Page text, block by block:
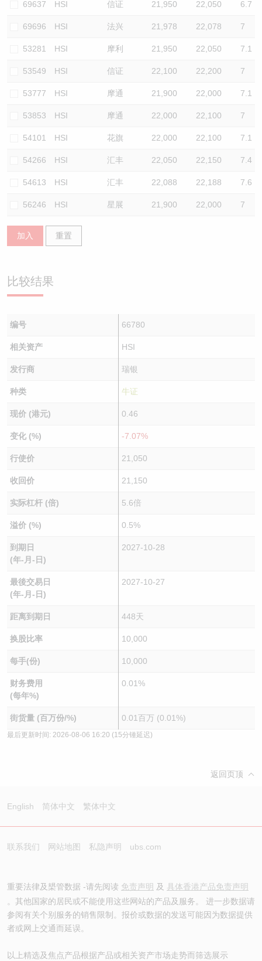
69637 HSI 信证 21,950 22,050 6.7
69696 HSI 法兴 21,978 22,078 7
53281 HSI 摩利 21,950 22,050 7.1
53549 HSI 信证 22,100 22,200 7
53777 HSI 摩通 21,900 22,000 7.1
53853 HSI 摩通 22,000 22,100 7
54101 HSI 花旗 22,000 22,100 7.1
54266 HSI 汇丰 22,050 22,150 7.4
54613 HSI 汇丰 22,088 22,188 7.6
56246 HSI 星展 21,900 22,000 7
加入 重置
比较结果
编号 66780
相关资产 HSI
发行商 瑞银
种类 牛证
现价 (港元) 0.46
变化 (%) -7.07%
行使价 21,050
收回价 21,150
实际杠杆 (倍) 5.6倍
溢价 (%) 0.5%
到期日
(年-月-日)
2027-10-28
最後交易日
(年-月-日)
2027-10-27
距离到期日 448天
换股比率 10,000
每手(份) 10,000
财务费用
(每年%)
0.01%
街货量 (百万份/%) 0.01百万 (0.01%)
最后更新时间: 2026-08-06 16:20 (15分锺延迟)
返回页顶
English 简体中文 繁体中文
联系我们 网站地图 私隐声明 ubs.com
重要法律及槼管数据 -请先阅读 免责声明 及 具体香港产品免责声明
。其他国家的居民或不能使用这些网站的产品及服务。 进一步数据请
参阅有关个别服务的销售限制。报价或数据的发送可能因为数据提供
者或网上交通而延误。
以上精选及焦点产品根据产品或相关资产市场走势而筛选展示